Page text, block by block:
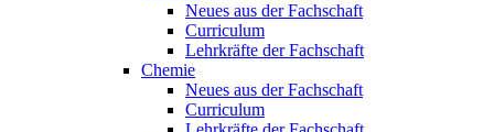
Neues aus der Fachschaft
Curriculum
Lehrkräfte der Fachschaft
Chemie
Neues aus der Fachschaft
Curriculum